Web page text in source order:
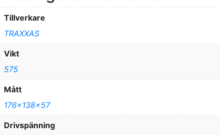
Tillverkare
TRAXXAS
Vikt
575
Mått
176x138x57
Drivspänning